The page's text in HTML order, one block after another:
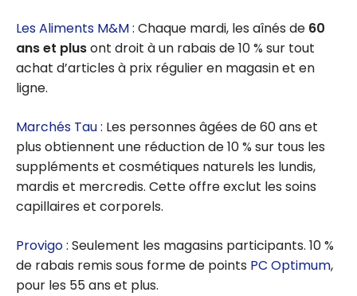
Les Aliments M&M: Chaque mardi, les aînés de 60
ans et plusont droit à un rabais de 10 % sur tout
achat d’articles à prix régulier en magasin et en
ligne.
Marchés Tau: Les personnes âgées de 60 ans et
plus obtiennent une réduction de 10 % sur tous les
suppléments et cosmétiques naturels les lundis,
mardis et mercredis. Cette offre exclut les soins
capillaires et corporels.
Provigo: Seulement les magasins participants. 10 %
de rabais remis sous forme de points PC Optimum,
pour les 55 ans et plus.